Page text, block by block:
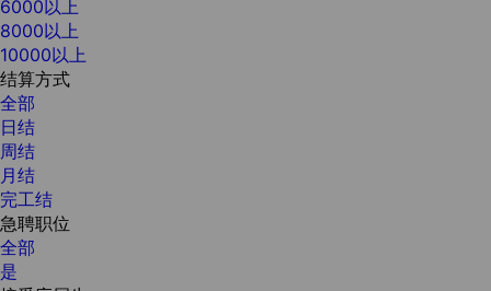
6000以上
8000以上
10000以上
结算方式
全部
日结
周结
月结
完工结
急聘职位
全部
是